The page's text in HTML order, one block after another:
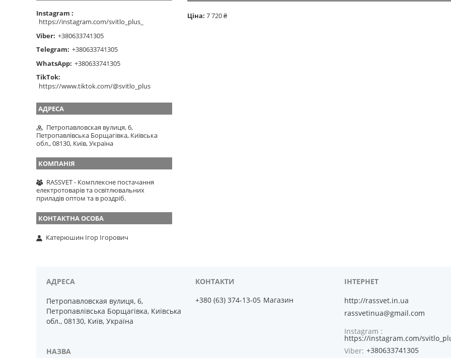
Ціна: 7 720 ₴
Instagram
https://instagram.com/svitlo_plus_
Viber +380633741305
Telegram +380633741305
WhatsApp +380633741305
TikTok
https://www.tiktok.com/@svitlo_plus
Петропавловская вулиця, 6,
Петропавлівська Борщагівка, Київська
обл., 08130, Київ, Україна
RASSVET - Комплексне постачання
електротоварів та освітлювальних
приладів оптом та в роздріб.
Катерюшин Ігор Ігорович
Петропавловская вулиця, 6,
Петропавлівська Борщагівка, Київська
обл., 08130, Київ, Україна
+380 (63) 374-13-05 Магазин
http://rassvet.in.ua
rassvetinua@gmail.com
Instagram
https://instagram.com/
Viber +380633741305